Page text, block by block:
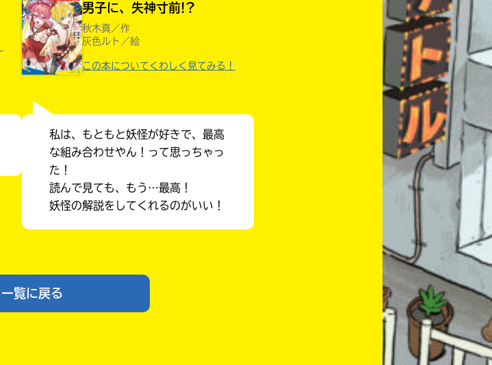
男子に、失神寸前!?
秋木真／作
灰色ルト／絵
この本についてくわしく見てみる！
私は、もともと妖怪が好きで、最高
な組み合わせやん！って思っちゃっ
た！
読んで見ても、もう…最高！
妖怪の解説をしてくれるのがいい！
一覧に戻る
入
力